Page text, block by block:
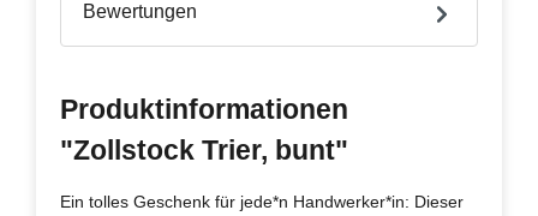
Bewertungen
Produktinformationen
"Zollstock Trier, bunt"
Ein tolles Geschenk für jede*n Handwerker*in: Dieser